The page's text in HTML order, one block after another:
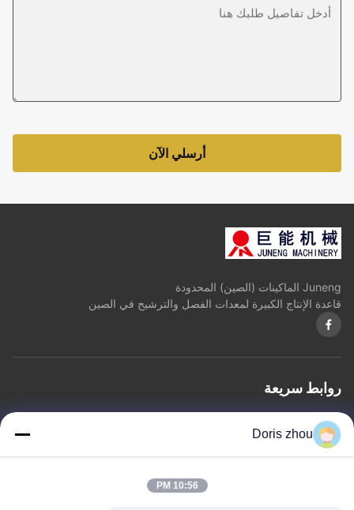
أرسلي الآن
Juneng الماكينات (الصين) المحدودة
قاعدة الإنتاج الكبيرة لمعدات الفصل والترشيح في الصين
روابط سريعة
المنزل
Doris zhou
10:56 PM